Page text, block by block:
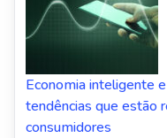
Economia inteligente
tendências que estão
consumidores